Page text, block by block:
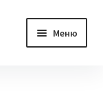
Меню